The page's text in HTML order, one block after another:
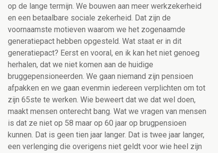
op de lange termijn. We bouwen aan meer werkzekerheid
en een betaalbare sociale zekerheid. Dat zijn de
voornaamste motieven waarom we het zogenaamde
generatiepact hebben opgesteld. Wat staat er in dit
generatiepact? Eerst en vooral, en ik kan het niet genoeg
herhalen, dat we niet komen aan de huidige
bruggepensioneerden. We gaan niemand zijn pensioen
afpakken en we gaan evenmin iedereen verplichten om tot
zijn 65ste te werken. Wie beweert dat we dat wel doen,
maakt mensen onterecht bang. Wat we vragen van mensen
is dat ze niet op 58 maar op 60 jaar op brugpensioen
kunnen. Dat is geen tien jaar langer. Dat is twee jaar langer,
een verlenging die overigens niet geldt voor wie heel zijn